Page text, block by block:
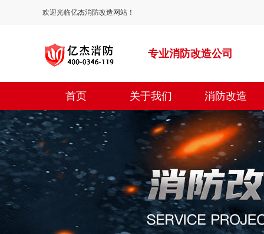
欢迎光临亿杰消防改造网站！
专业消防改造公司
首页 关于我们 消防改造